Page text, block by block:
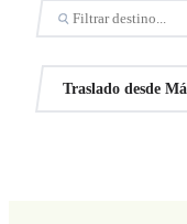
Traslado desde